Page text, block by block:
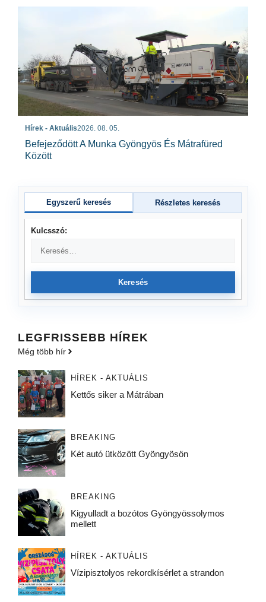
Hírek - Aktuális2026. 08. 05.
Befejeződött A Munka Gyöngyös És Mátrafüred
Között
Egyszerű keresés Részletes keresés
Kulcsszó:
Keresés
LEGFRISSEBB HÍREK
Még több hír
HÍREK - AKTUÁLIS
Kettős siker a Mátrában
BREAKING
Két autó ütközött Gyöngyösön
BREAKING
Kigyulladt a bozótos Gyöngyössolymos
mellett
HÍREK - AKTUÁLIS
Vízipisztolyos rekordkísérlet a strandon